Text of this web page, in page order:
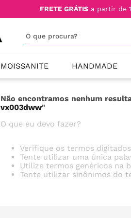
FRETE GRÁTIS a partir de
MOISSANITE HANDMADE
Não encontramos nenhum
vx003dww"
O que eu devo fazer?
Verifique os termos
Tente utilizar uma única
Utilize termos genéricos na
Tente utilizar sinônimos do